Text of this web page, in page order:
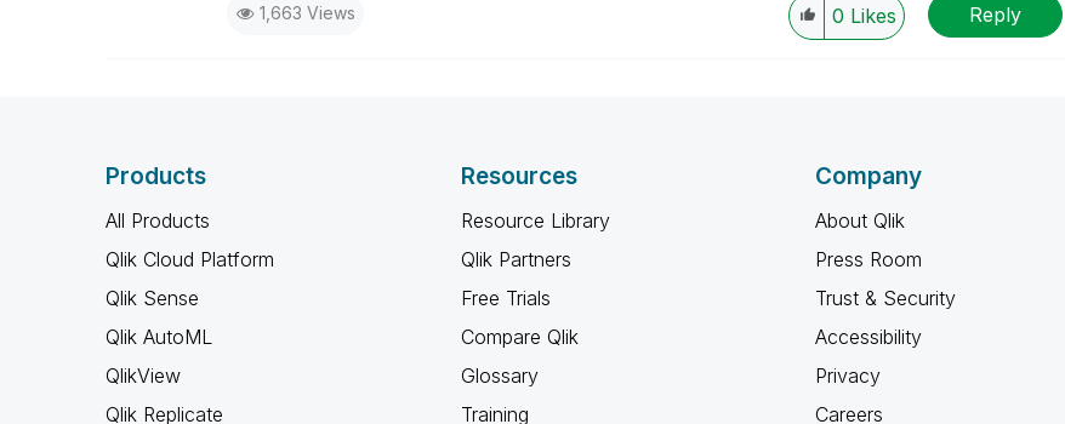
1,663 Views 0 Likes Reply
Products
All Products
Qlik Cloud Platform
Qlik Sense
Qlik AutoML
QlikView
Qlik Replicate
Resources
Resource Library
Qlik Partners
Free Trials
Compare Qlik
Glossary
Training
Company
About Qlik
Press Room
Trust & Security
Accessibility
Privacy
Careers